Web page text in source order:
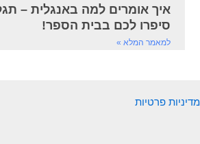
איך אומרים למה באנגלית –
סיפרו לכם בבית הספר!
למאמר המלא »
מדיניות פרטיות